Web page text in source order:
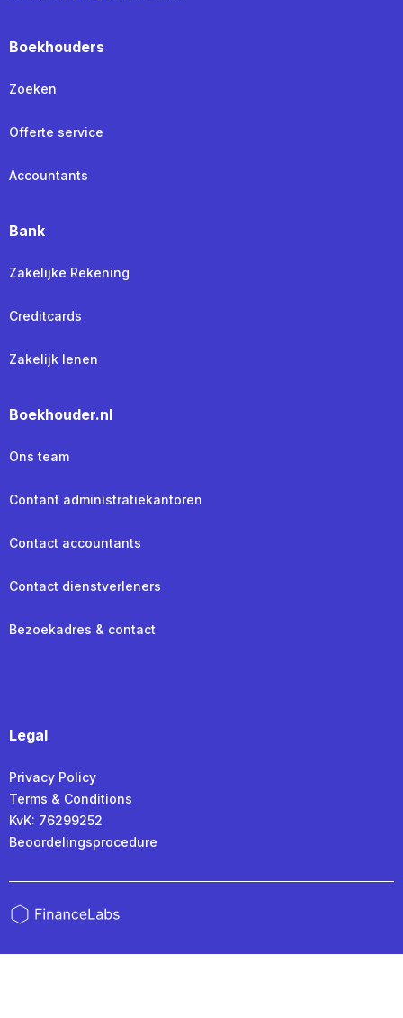
Boekhouders
Zoeken
Offerte service
Accountants
Bank
Zakelijke Rekening
Creditcards
Zakelijk lenen
Boekhouder.nl
Ons team
Contant administratiekantoren
Contact accountants
Contact dienstverleners
Bezoekadres & contact
Legal
Privacy Policy
Terms & Conditions
KvK: 76299252
Beoordelingsprocedure